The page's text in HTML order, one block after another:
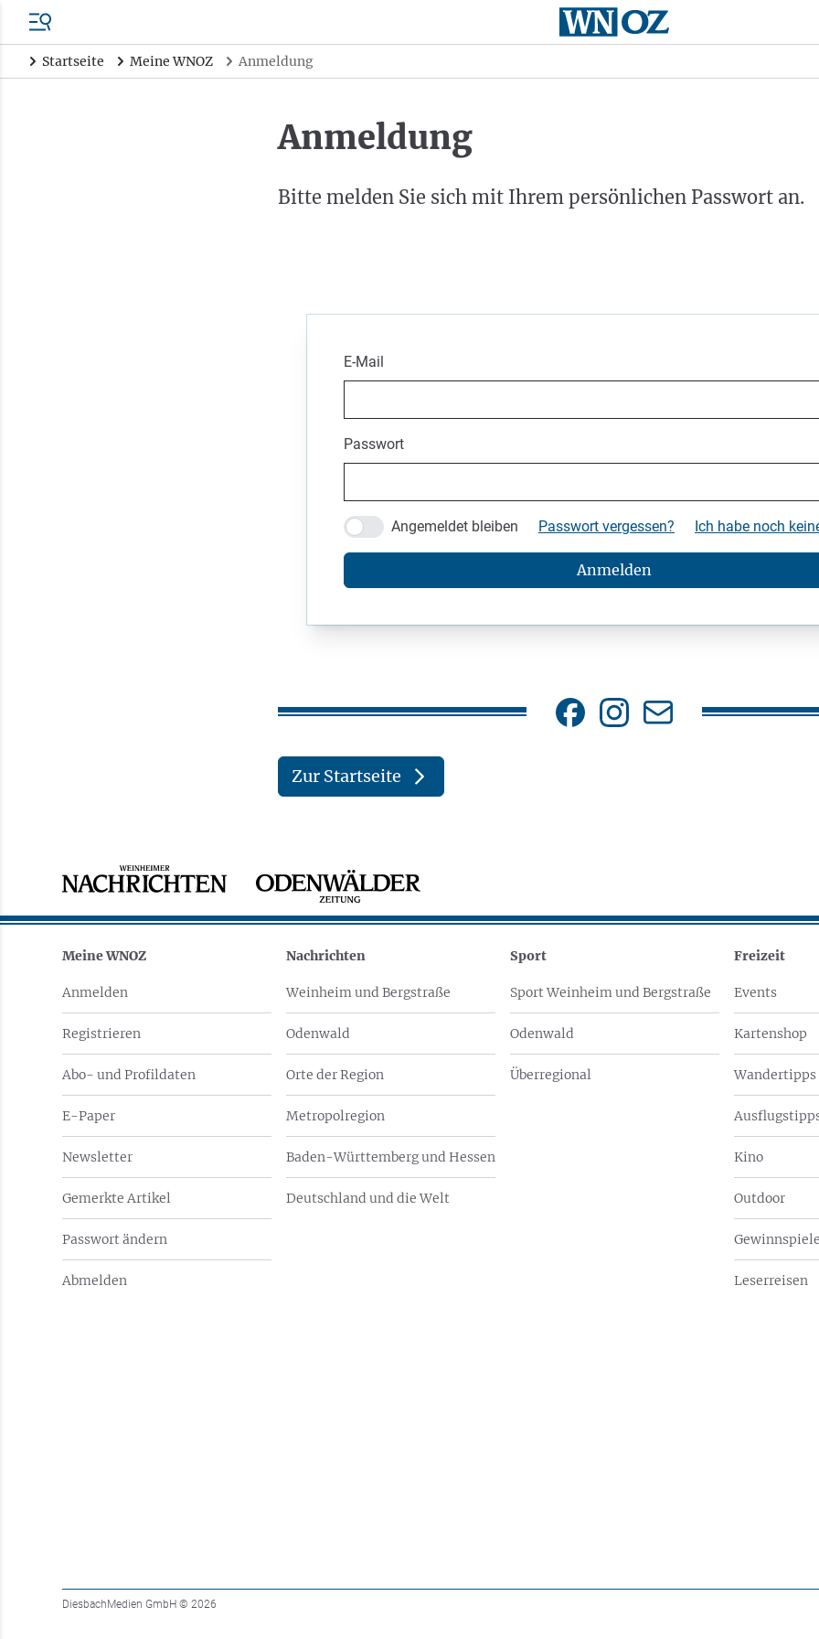
Startseite Meine WNOZ Anmeldung
Anmeldung
Bitte melden Sie sich mit Ihrem persönlichen Passwort an.
E-Mail
Passwort
Angemeldet bleiben Passwort vergessen? Ich habe noch
Anmelden
Zur Startseite
Meine WNOZ
Anmelden
Registrieren
Abo- und Profildaten
E-Paper
Newsletter
Gemerkte Artikel
Passwort ändern
Abmelden
Nachrichten
Weinheim und Bergstraße
Odenwald
Orte der Region
Metropolregion
Baden-Württemberg und Hessen
Deutschland und die Welt
Sport
Sport Weinheim und Bergstraße
Odenwald
Überregional
Freizeit
Events
Kartenshop
Wandertipps
Kino
Outdoor
Gewinnspiele
Leserreisen
DiesbachMedien GmbH © 2026